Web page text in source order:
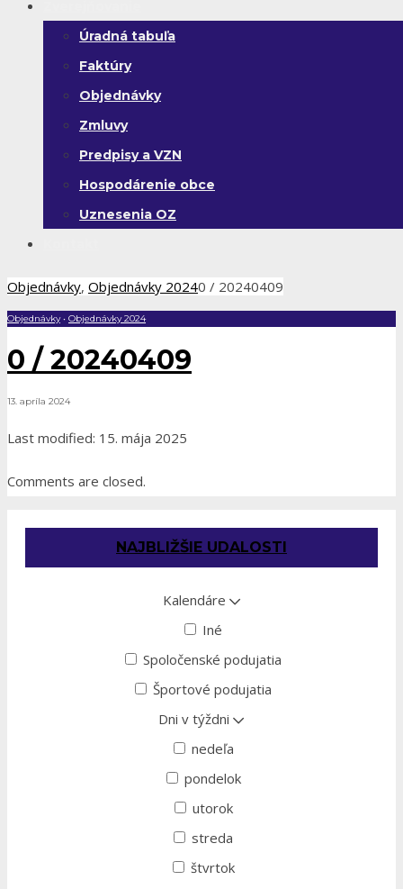
Úradná tabuľa
Faktúry
Objednávky
Zmluvy
Predpisy a VZN
Hospodárenie obce
Uznesenia OZ
Objednávky, Objednávky 20240 / 20240409
Objednávky• Objednávky 2024
0 / 20240409
13. apríla 2024
Last modified: 15. mája 2025
Comments are closed.
NAJBLIŽŠIE UDALOSTI
Kalendáre
Iné
Spoločenské podujatia
Športové podujatia
Dni v týždni
nedeľa
pondelok
utorok
streda
štvrtok